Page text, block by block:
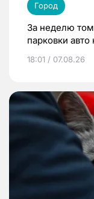
Город
За неделю
парковки
18:01 / 07.08.26